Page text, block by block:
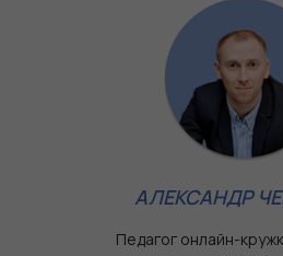
АЛЕКСАНДР
Педагог онлайн-